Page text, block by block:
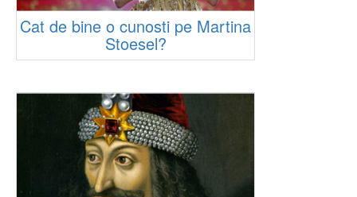
Cat de bine o cunosti pe Martina
Stoesel?